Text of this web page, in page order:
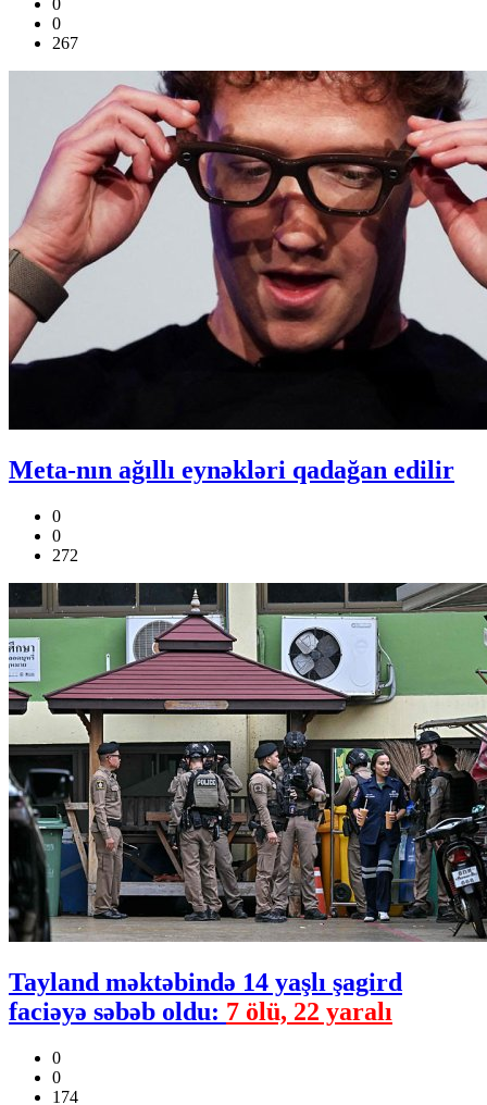
0
0
267
Meta-nın ağıllı eynəkləri qadağan edilir
0
0
272
Tayland məktəbində 14 yaşlı şagird
faciəyə səbəb oldu: 7 ölü, 22 yaralı
0
0
174